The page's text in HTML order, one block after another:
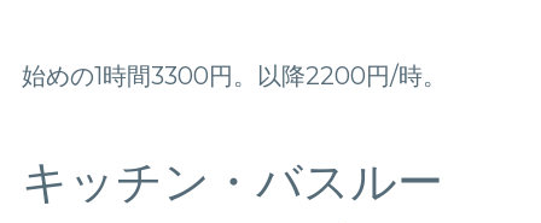
始めの1時間3300円。以降2200円/時。
キッチン・バスルー